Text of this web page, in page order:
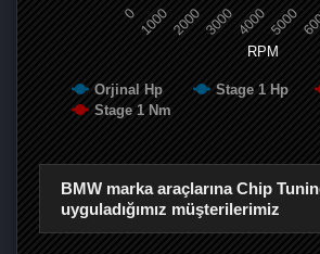
RPM
Orjinal Hp Stage 1 Hp
Stage 1 Nm
0 100020003000 40005000
BMW marka araçlarına Chip
uyguladığımız müşterilerimiz